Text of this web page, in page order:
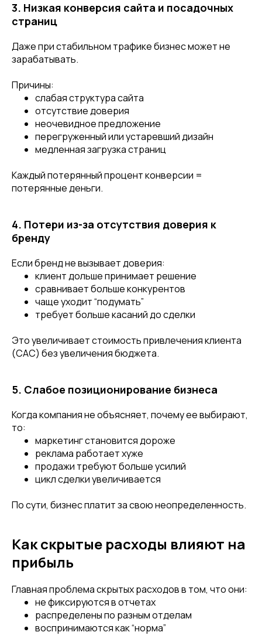
3. Низкая конверсия сайта и посадочных
страниц
Даже при стабильном трафике бизнес может не
зарабатывать.
Причины:
слабая структура сайта
отсутствие доверия
неочевидное предложение
перегруженный или устаревший дизайн
медленная загрузка страниц
Каждый потерянный процент конверсии =
потерянные деньги.
4. Потери из-за отсутствия доверия к
бренду
Если бренд не вызывает доверия:
клиент дольше принимает решение
сравнивает больше конкурентов
чаще уходит “подумать”
требует больше касаний до сделки
Это увеличивает стоимость привлечения клиента
(CAC) без увеличения бюджета.
5. Слабое позиционирование бизнеса
Когда компания не объясняет, почему ее выбирают,
то:
маркетинг становится дороже
реклама работает хуже
продажи требуют больше усилий
цикл сделки увеличивается
По сути, бизнес платит за свою неопределенность.
Как скрытые расходы влияют на
прибыль
Главная проблема скрытых расходов в том, что они:
не фиксируются в отчетах
распределены по разным отделам
воспринимаются как “норма”